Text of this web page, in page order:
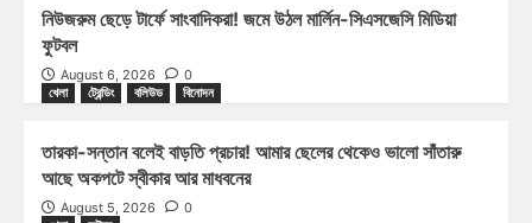
নিউজরুম ছেড়ে টার্ফে সাংবাদিকরা! জমে উঠল মার্লিন-সিএসজেসি মিডিয়া
ফুটবল
August 6, 2026
0
খেলা
ট্রেন্ডিং বলিউড বিনোদন
তারকা-সন্তান বলেই বাড়তি প্রচার! আমার ছেলের থেকেও ভালো সাঁতারু
আছে অকপটে স্বীকার আর মাধবনের
August 5, 2026
0